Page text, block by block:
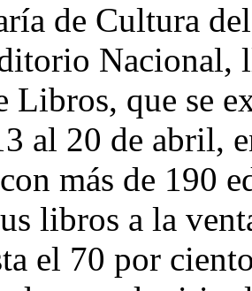
de Cultura
Nacional,
Libros, que se
al 20 de abril,
más de 190
libros a la
el 70 por